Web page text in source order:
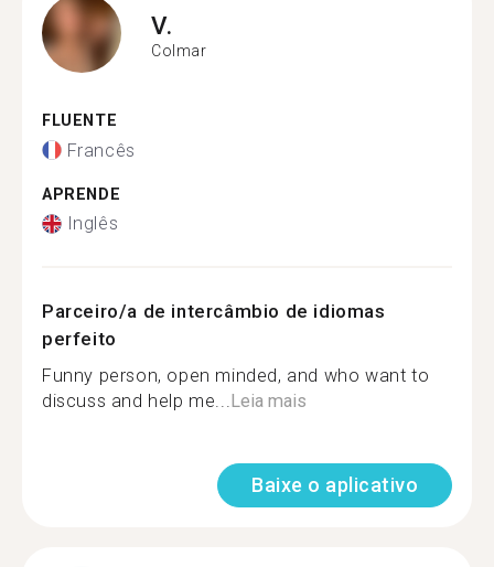
V.
Colmar
FLUENTE
Francês
APRENDE
Inglês
Parceiro/a de intercâmbio de idiomas
perfeito
Funny person, open minded, and who want to
discuss and help me...Leia mais
Baixe o aplicativo